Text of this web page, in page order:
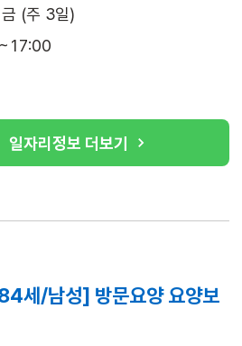
(주 3일)
일자리정보 더보기
세/남성] 방문요양 요양보